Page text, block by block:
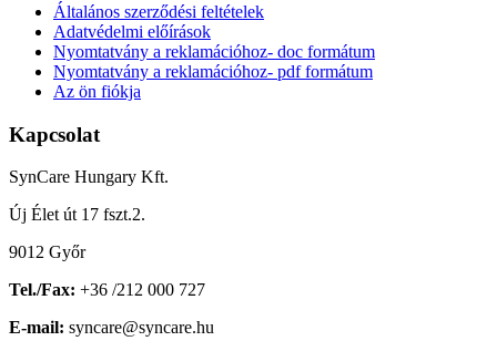
Általános szerződési feltételek
Adatvédelmi előírások
Nyomtatvány a reklamációhoz- doc formátum
Nyomtatvány a reklamációhoz- pdf formátum
Az ön fiókja
Kapcsolat
SynCare Hungary Kft.
Új Élet út 17 fszt.2.
9012 Győr
Tel./Fax: +36 /212 000 727
E-mail: syncare@syncare.hu